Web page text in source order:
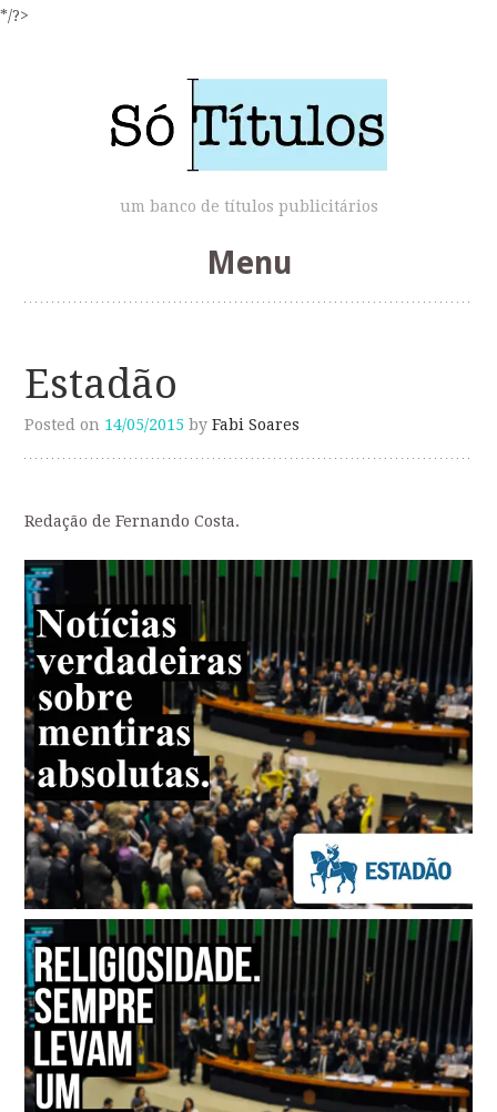
*/?>
um banco de títulos publicitários
Menu
content
Estadão
Posted on 14/05/2015 byFabi Soares
Redação de Fernando Costa.